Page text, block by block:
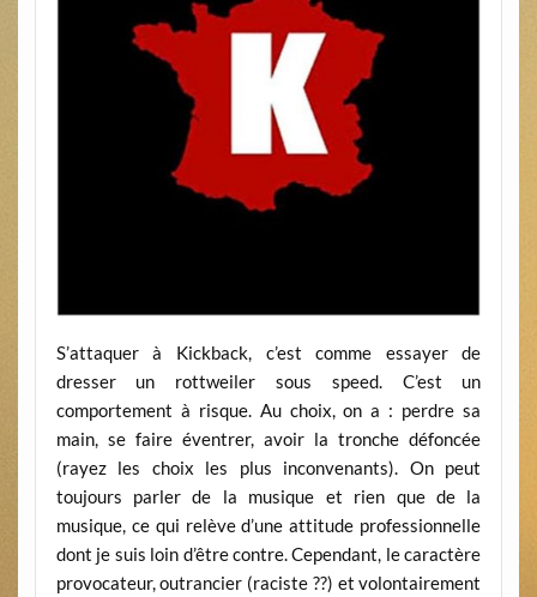
S’attaquer à Kickback, c’est comme essayer de
dresser un rottweiler sous speed. C’est un
comportement à risque. Au choix, on a : perdre sa
main, se faire éventrer, avoir la tronche défoncée
(rayez les choix les plus inconvenants). On peut
toujours parler de la musique et rien que de la
musique, ce qui relève d’une attitude professionnelle
dont je suis loin d’être contre. Cependant, le caractère
provocateur, outrancier (raciste ??) et volontairement